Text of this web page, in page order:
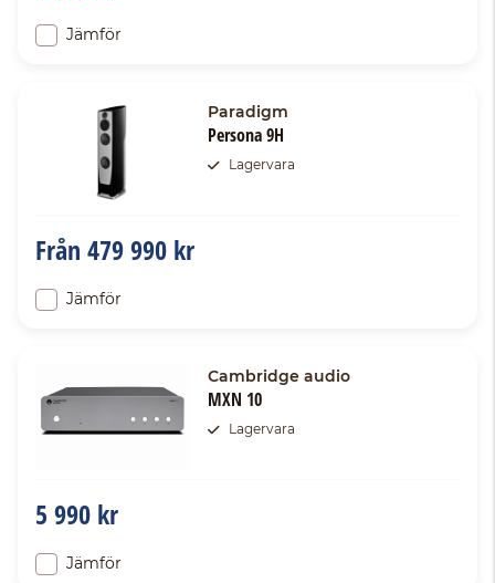
Jämför
Paradigm
Persona 9H
Lagervara
Från 479 990 kr
Jämför
Cambridge audio
MXN 10
Lagervara
5 990 kr
Jämför